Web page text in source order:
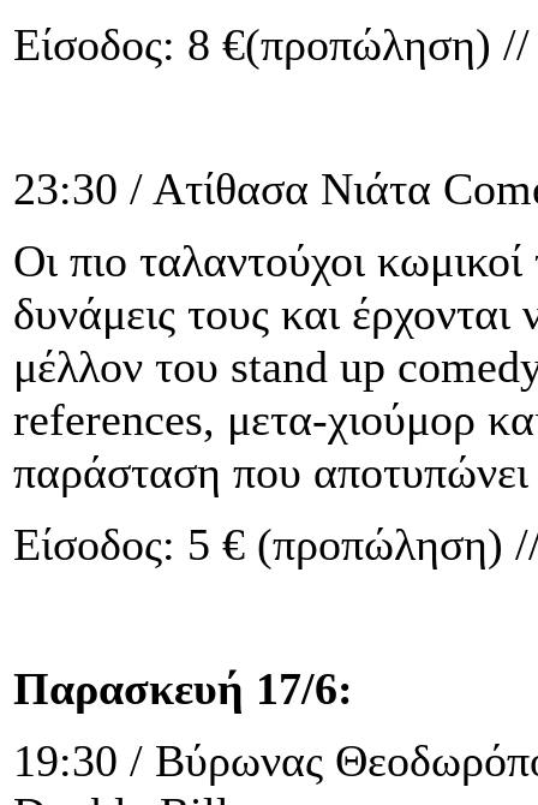
Είσοδος: 8 €(προπώληση)
23:30 / Aτίθασα Νιάτα
Οι πιο ταλαντούχοι
δυνάμεις τους και
μέλλον του stand up
references, μετα-χιούμορ
παράσταση που
Είσοδος: 5 € (προπώληση)
Παρασκευή 17/6:
19:30 / Βύρωνας